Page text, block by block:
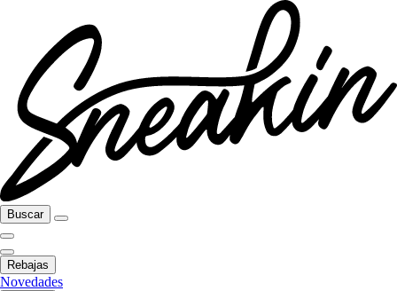
Buscar
Rebajas
Novedades